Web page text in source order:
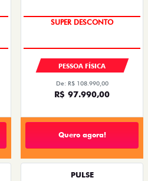
TAXA ZERO
PESSOA FÍSICA
De: R$ 108.990,00
R$ 97.990,00
Quero agora!
PULSE